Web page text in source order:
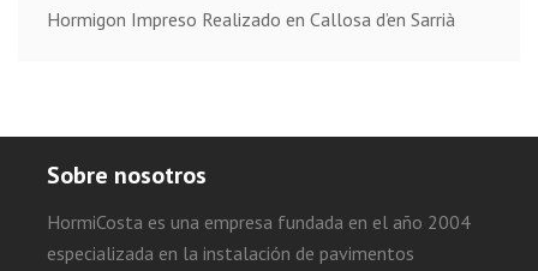
Hormigon Impreso Realizado en Callosa d’en Sarrià
Sobre nosotros
HormiCosta es una empresa fundada en el año 2004
especializada en la instalación de pavimentos